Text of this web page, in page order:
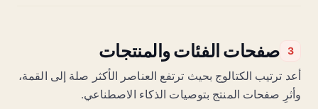
3 صفحات الفئات والمنتجات
أعد ترتيب الكتالوج بحيث ترتفع العناصر الأكثر صلة إلى القمة،
وأثرِ صفحات المنتج بتوصيات الذكاء الاصطناعي.